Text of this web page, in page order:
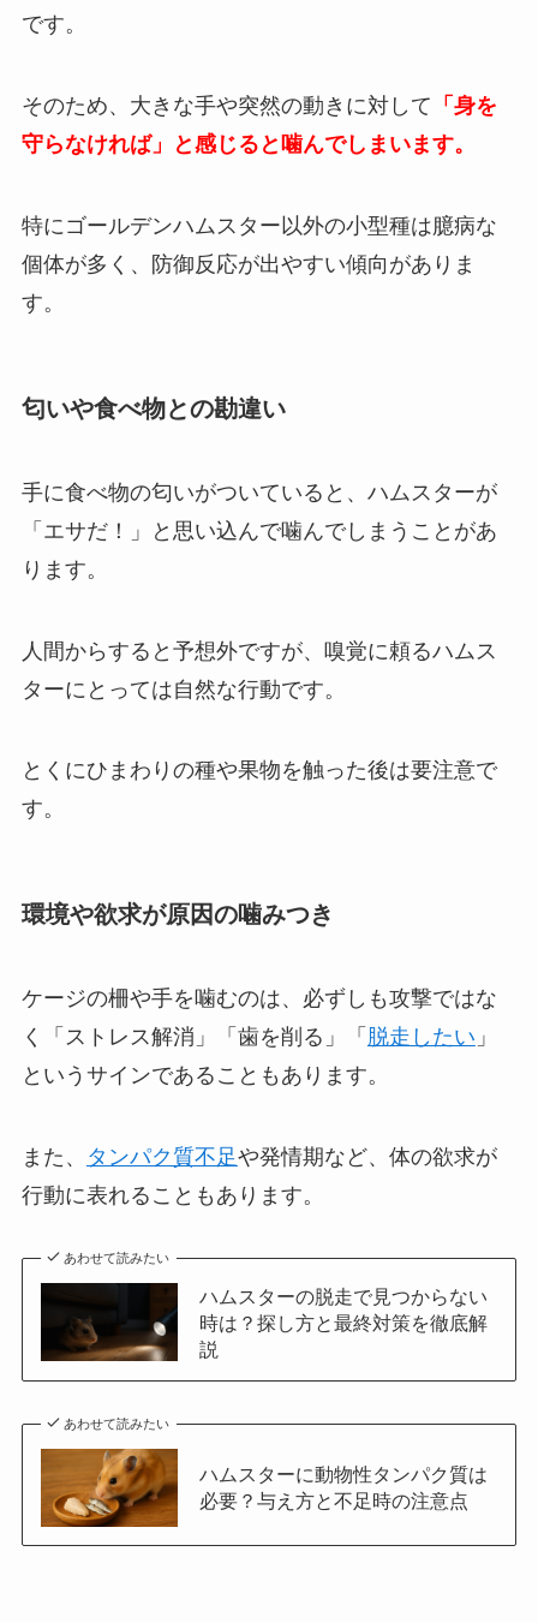
です。
そのため、大きな手や突然の動きに対して 「身を
守らなければ」と感じると噛んでしまいます。
特にゴールデンハムスター以外の小型種は臆病な
個体が多く、防御反応が出やすい傾向がありま
す。
匂いや食べ物との勘違い
手に食べ物の匂いがついていると、ハムスターが
「エサだ！」と思い込んで噛んでしまうことがあ
ります。
人間からすると予想外ですが、嗅覚に頼るハムス
ターにとっては自然な行動です。
とくにひまわりの種や果物を触った後は要注意で
す。
環境や欲求が原因の噛みつき
ケージの柵や手を噛むのは、必ずしも攻撃ではな
く「ストレス解消」「歯を削る」「 脱走したい 」
というサインであることもあります。
また、 タンパク質不足や発情期など、体の欲求が
行動に表れることもあります。
あわせて読みたい
ハムスターの脱走で見つからない
時は？探し方と最終対策を徹底解
説
あわせて読みたい
ハムスターに動物性タンパク質は
必要？与え方と不足時の注意点